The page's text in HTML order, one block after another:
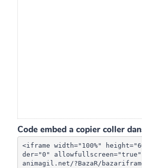
Code embed a copier coller
<iframe width="100%"
der="0"
animagil.net/?BazaR/